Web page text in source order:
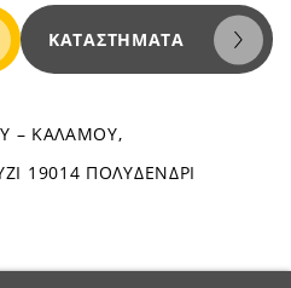
ΚΑΤΑΣΤΉΜΑΤΑ
– ΚΑΛΑΜΟΥ,
19014 ΠΟΛΥΔΕΝΔΡΙ